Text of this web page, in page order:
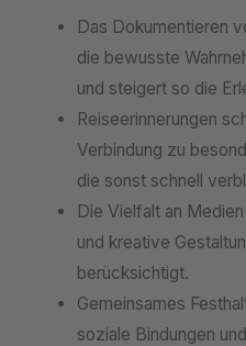
Das Dokumentieren
die bewusste
und steigert so die
Reiseerinnerungen
Verbindung zu
die sonst schnell
Die Vielfalt an
und kreative
berücksichtigt.
Gemeinsames
soziale Bindungen